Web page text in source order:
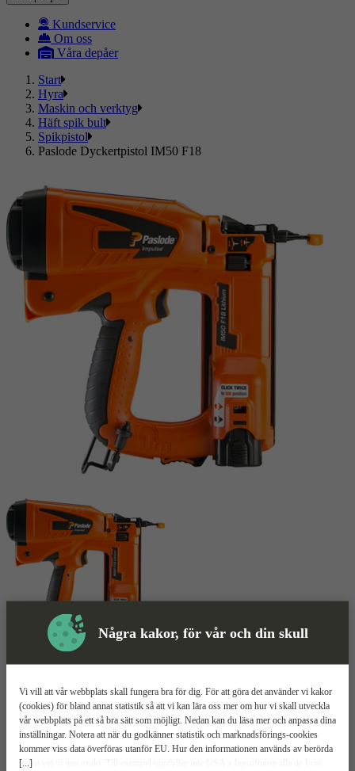
Några kakor, för vår och din skull
[...]
Vi vill att vår webbplats skall fungera bra för dig. För att göra det använder vi kakor
(cookies) för bland annat statistik så att vi kan lära oss mer om hur vi skall utveckla
vår webbplats på ett så bra sätt som möjligt. Nedan kan du läsa mer och anpassa dina
inställningar. Notera att när du godkänner statistik och marknadsförings-cookies
kommer viss data överföras utanför EU. Hur den informationen används av berörda
bolag vet vi inte exakt. Till exempel uppfyller inte USA:s lagstiftning alla de krav
Kundservice
Om oss
Våra depåer
Start
Hyra
Maskin och verktyg
Häft spik bult
Spikpistol
Paslode Dyckertpistol IM50 F18
Mer information
Paslode IM50 F18
Magasin för 100 spikar
Skjuter 1,2x25–50 mm dyckert